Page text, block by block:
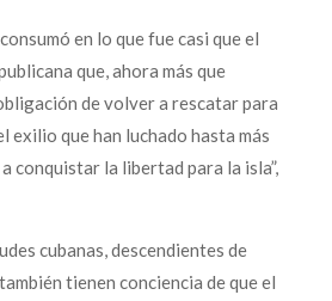
en lo que fue casi que el
que, ahora más que
de volver a rescatar para
exilio que han luchado hasta más
conquistar la libertad para la isla”,
cubanas, descendientes de
tienen conciencia de que el